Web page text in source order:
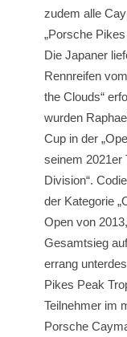
zudem alle
„Porsche
Die Japaner
Rennreifen
the Clouds“
wurden
Cup in der
seinem 2021er
Division“.
der Kategorie
Open von
Gesamtsieg
errang
Pikes Peak
Teilnehmer im
Porsche